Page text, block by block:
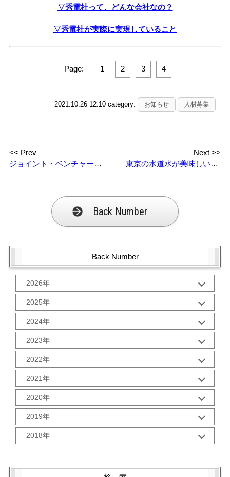
▽秀電社って、どんな会社なの？
▽秀電社が実際に実現していること
Page: 1 2 3 4
2021.10.26 12:10 category: お知らせ 人材募集
<< Prev
ジョイント・ベンチャーで行われる福岡の一大事業 ～こんなトコロに秀電社vol.8 序 ～
Next >>
東京の水道水が美味しいって本当？！ – SHUDEN, ON ”TOKYO” TIMES – vol.1
Back Number
Back Number
2026年
1月 (1)
2025年
10月 (2)
9月 (2)
8月 (2)
7月 (2)
6月 (2)
5月 (3)
4月 (1)
3月 (2)
2月 (2)
1月 (3)
2024年
12月 (1)
11月 (2)
10月 (2)
9月 (2)
8月 (2)
7月 (2)
6月 (2)
5月 (2)
4月 (2)
3月 (1)
2月 (2)
2023年
12月 (2)
11月 (2)
10月 (2)
9月 (2)
8月 (2)
7月 (2)
6月 (2)
5月 (2)
4月 (2)
2022年
12月 (2)
11月 (2)
10月 (3)
9月 (3)
8月 (2)
6月 (2)
5月 (3)
2月 (2)
2021年
12月 (2)
11月 (2)
10月 (2)
9月 (5)
8月 (1)
5月 (2)
2020年
12月 (2)
11月 (2)
10月 (2)
9月 (1)
7月 (3)
2019年
12月 (3)
11月 (1)
2018年